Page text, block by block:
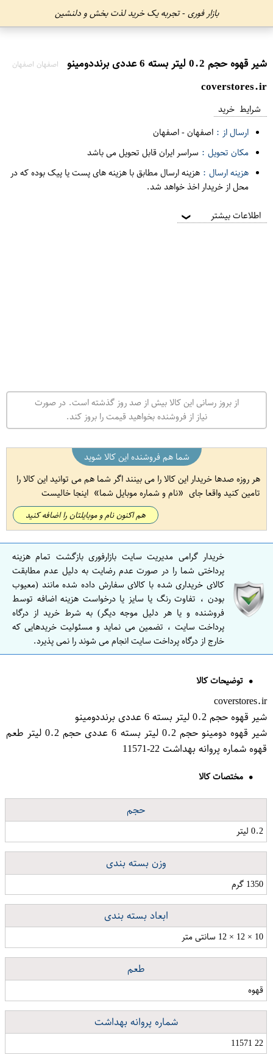
بازار فوری - تجربه یک خرید لذت بخش و دلنشین
شیر قهوه حجم 0.2 لیتر بسته 6 عددی برنددومینو اصفهان اصفهان
coverstores.ir
شرایط خرید
ارسال از : اصفهان-اصفهان
مکان تحویل : سراسر ایران قابل تحویل می باشد
هزینه ارسال : هزینه ارسال مطابق با هزینه های پست یا پیک بوده که در
محل از خریدار اخذ خواهد شد.
اطلاعات بیشتر ❯
از بروز رسانی این کالا بیش از صد روز گذشته است. در صورت
نیاز از فروشنده بخواهید قیمت را بروز کند.
شما هم فروشنده این کالا شوید
هر روزه صدها خریدار این کالا را می بینند اگر شما هم می توانید این کالا را
تامین کنید واقعا جای
نام و شماره موبایل شما اینجا خالیست
هم اکنون نام و موبایلتان را اضافه کنید
خریدار گرامی مدیریت سایت بازارفوری بازگشت تمام هزینه
پرداختی شما را در صورت عدم رضایت به دلیل عدم مطابقت
کالای خریداری شده با کالای سفارش داده شده مانند (معیوب
بودن ، تفاوت رنگ یا سایز یا درخواست هزینه اضافه توسط
فروشنده و یا هر دلیل موجه دیگر) به شرط خرید از درگاه
پرداخت سایت ، تضمین می نماید و مسئولیت خریدهایی که
خارج از درگاه پرداخت سایت انجام می شوند را نمی پذیرد.
توضیحات کالا
coverstores.ir
شیر قهوه حجم 0.2 لیتر بسته 6 عددی برنددومینو
شیر قهوه دومینو حجم 0.2 لیتر بسته 6 عددی حجم 0.2 لیتر طعم
قهوه شماره پروانه بهداشت 22-11571
مختصات کالا
حجم
0.2 لیتر
وزن بسته بندی
1350 گرم
ابعاد بسته بندی
10 × 12 × 12 سانتی متر
طعم
قهوه
شماره پروانه بهداشت
22 11571